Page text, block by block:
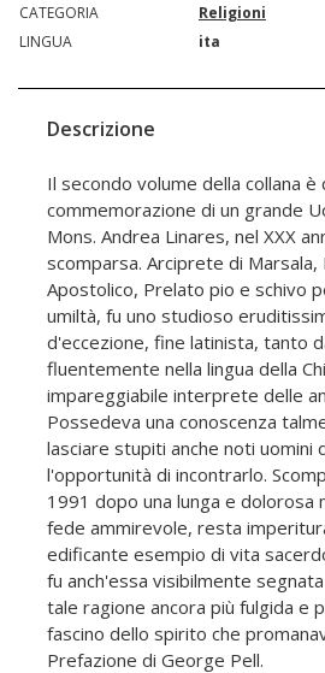
CATEGORIA
Religioni
LINGUA
ita
Descrizione
Il secondo volume della collana è
commemorazione di un grande
Mons. Andrea Linares, nel XXX
scomparsa. Arciprete di
Apostolico, Prelato pio e schivo
umiltà, fu uno studioso
d'eccezione, fine latinista, tanto
fluentemente nella lingua della
impareggiabile interprete delle
Possedeva una conoscenza
lasciare stupiti anche noti uomini
l'opportunità di incontrarlo.
1991 dopo una lunga e dolorosa
fede ammirevole, resta
edificante esempio di vita
fu anch'essa visibilmente
tale ragione ancora più fulgida e
fascino dello spirito che
Prefazione di George Pell.